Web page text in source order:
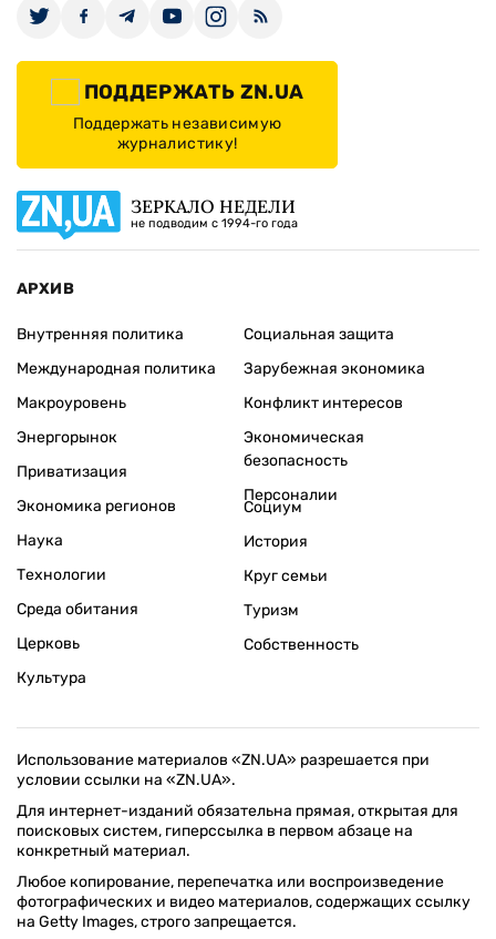
ПОДДЕРЖАТЬ ZN.UA
Поддержать независимую
журналистику!
ЗЕРКАЛО НЕДЕЛИ
не подводим с 1994-го года
АРХИВ
Внутренняя политика
Международная политика
Макроуровень
Энергорынок
Приватизация
Экономика регионов
Социальная защита
Зарубежная экономика
Конфликт интересов
Экономическая
безопасность
Персоналии
Наука
Технологии
Среда обитания
Церковь
Культура
Социум
История
Круг семьи
Туризм
Собственность
Использование материалов «ZN.UA» разрешается при
условии ссылки на «ZN.UA».
Для интернет-изданий обязательна прямая, открытая для
поисковых систем, гиперссылка в первом абзаце на
конкретный материал.
Любое копирование, перепечатка или воспроизведение
фотографических и видео материалов, содержащих ссылку
на Getty Images, строго запрещается.